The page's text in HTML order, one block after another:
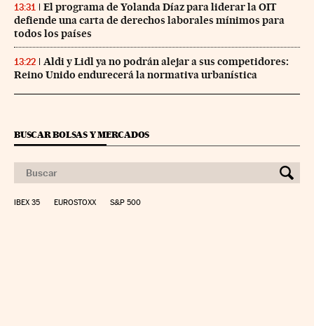
13:31
El programa de Yolanda Díaz para liderar la OIT
defiende una carta de derechos laborales mínimos para
todos los países
13:22
Aldi y Lidl ya no podrán alejar a sus competidores:
Reino Unido endurecerá la normativa urbanística
BUSCAR BOLSAS Y MERCADOS
IBEX 35 EUROSTOXX S&P 500